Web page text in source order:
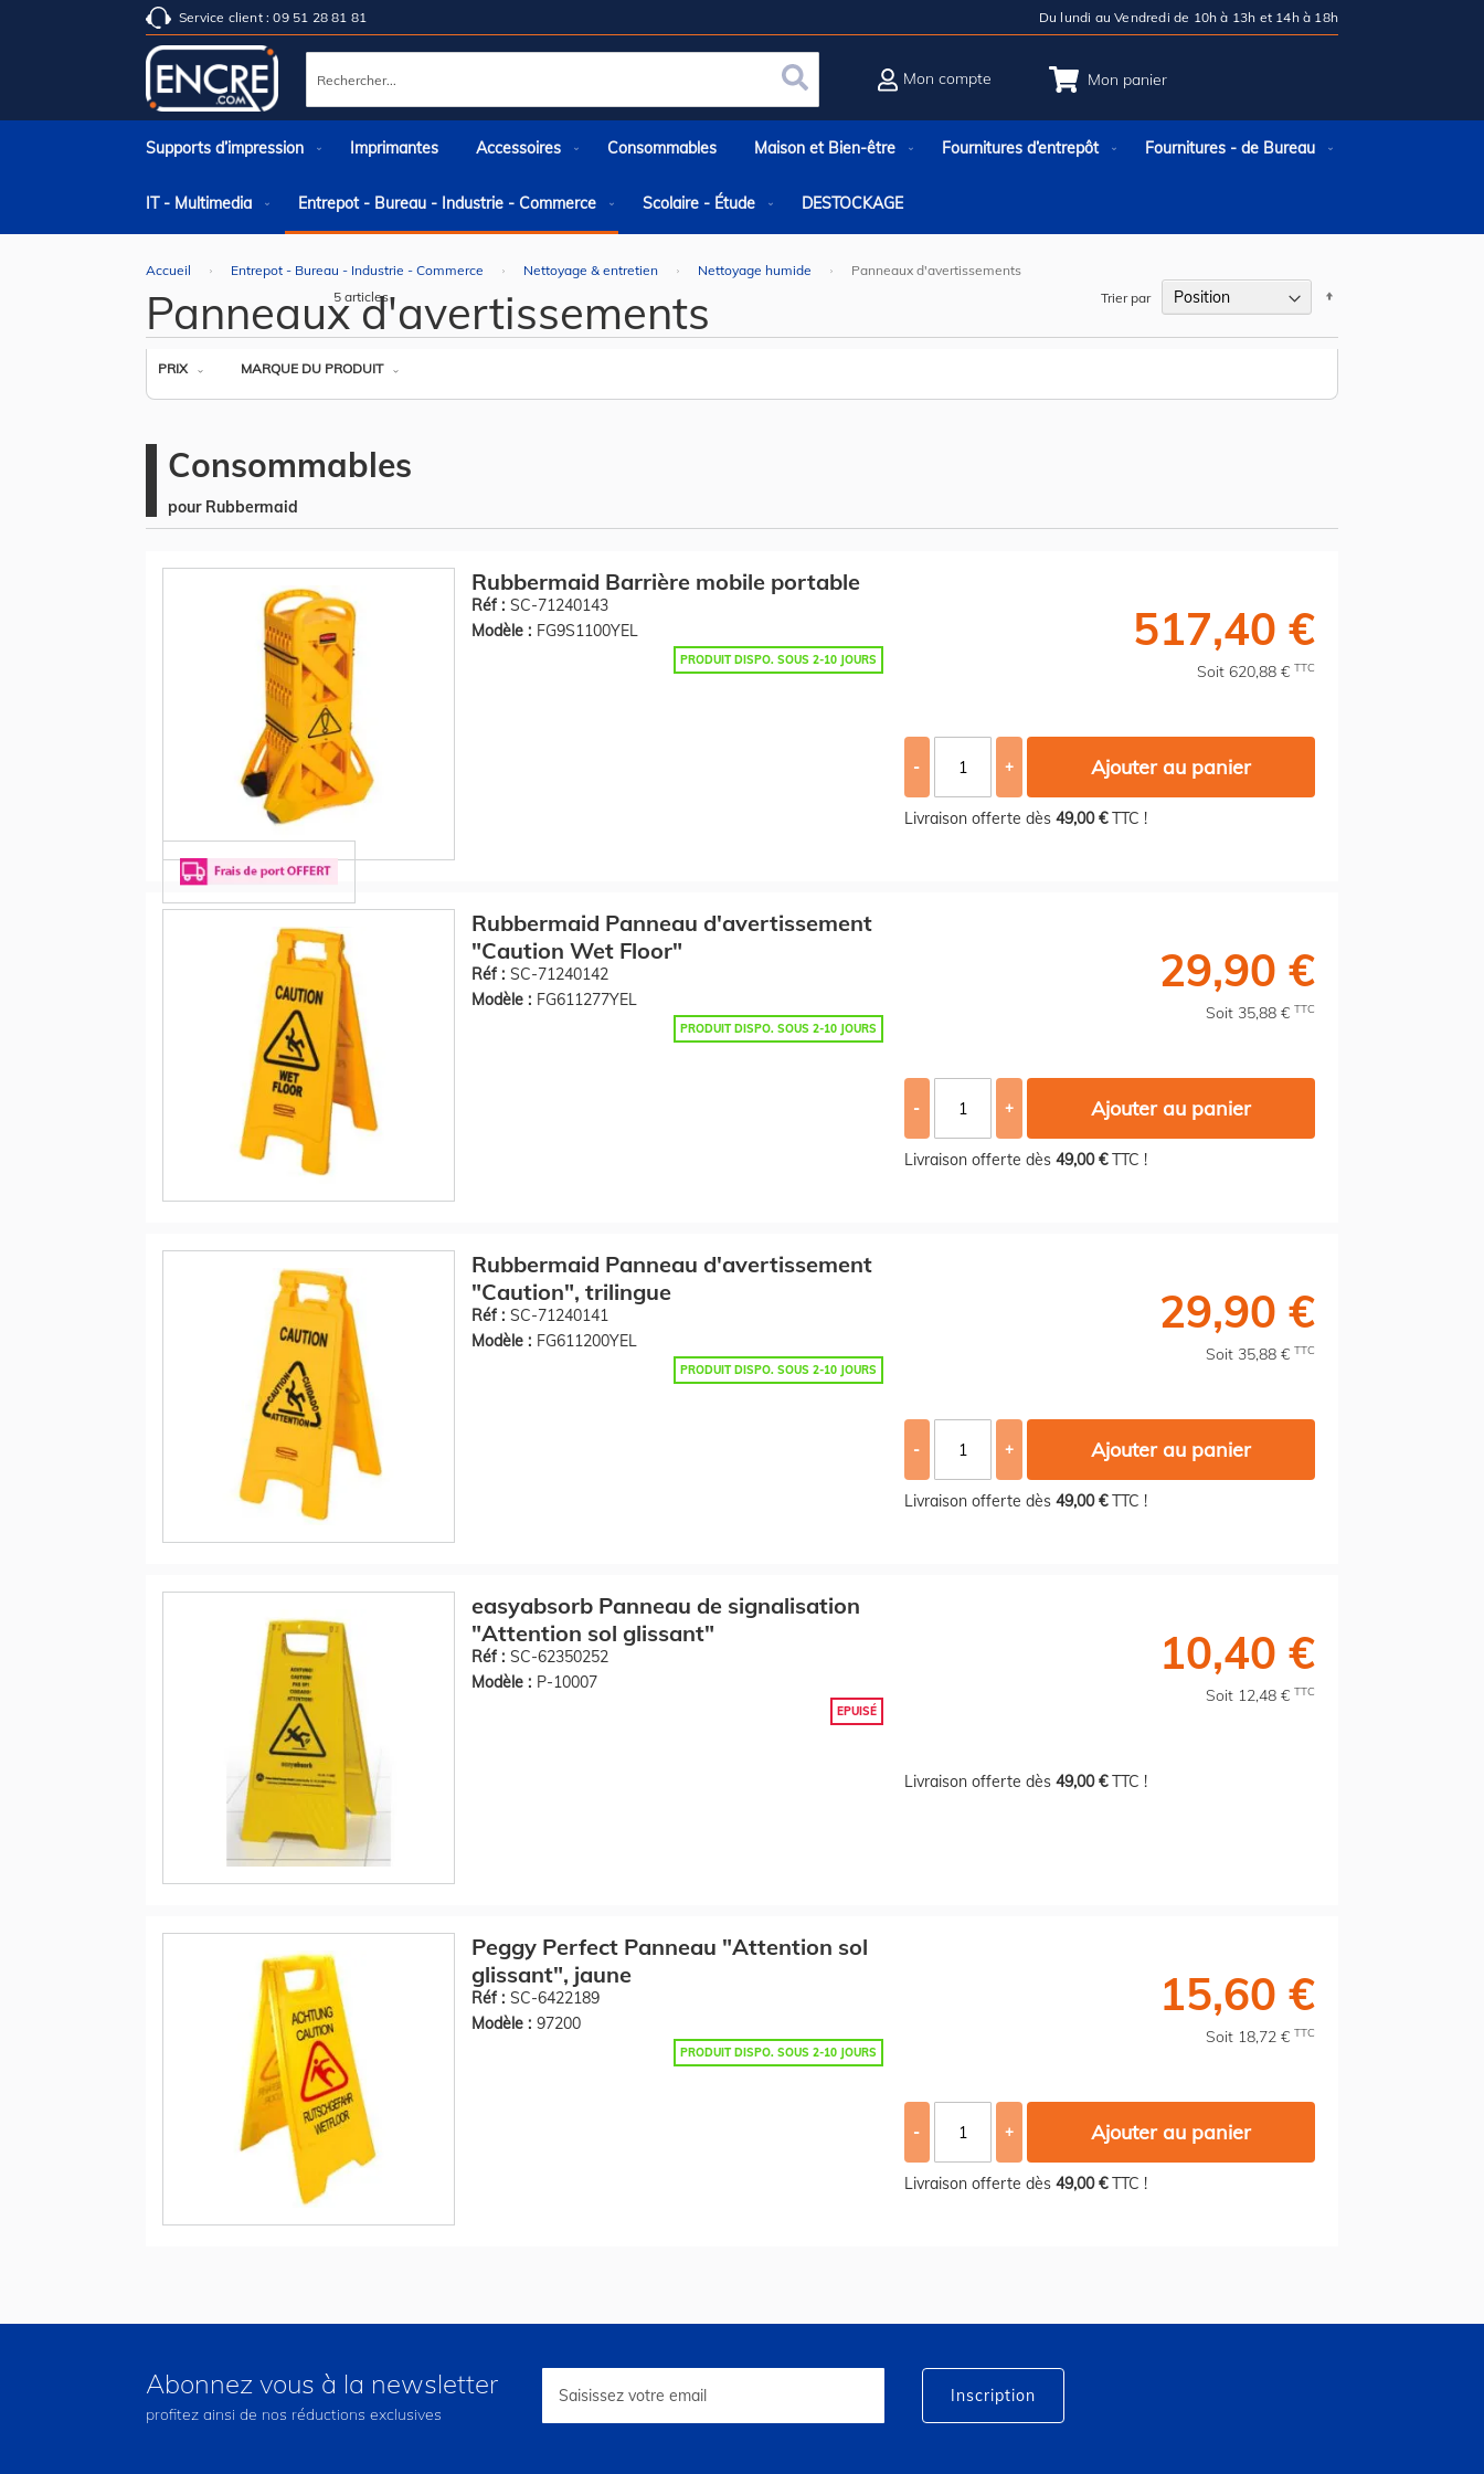
Service client : 09 51 28 81 81 Du lundi au Vendredi de 10h à 13h et 14h à 18h
Mon panier
Rechercher Rechercher
Mon compte
Supports d’impression Imprimantes Accessoires Consommables Maison et Bien-être Fournitures d’entrepôt Fournitures - de Bureau
IT - Multimedia Entrepot - Bureau - Industrie - Commerce Scolaire - Étude DESTOCKAGE
Accueil Entrepot - Bureau - Industrie - Commerce Nettoyage & entretien Nettoyage humide Panneaux d'avertissements
Panneaux d'avertissements
PRIX MARQUE DU PRODUIT
5 articles Trier par
Consommables
pour Rubbermaid
Rubbermaid Barrière mobile portable
Réf : SC-71240143
Modèle : FG9S1100YEL
PRODUIT DISPO. SOUS 2-10 JOURS
517,40 €
Soit 620,88 € TTC
- + Ajouter au panier
Livraison offerte dès 49,00 €TTC !
Rubbermaid Panneau d'avertissement
"Caution Wet Floor"
Réf : SC-71240142
Modèle : FG611277YEL
PRODUIT DISPO. SOUS 2-10 JOURS
29,90 €
Soit 35,88 € TTC
- + Ajouter au panier
Livraison offerte dès 49,00 €TTC !
Rubbermaid Panneau d'avertissement
"Caution", trilingue
Réf : SC-71240141
Modèle : FG611200YEL
PRODUIT DISPO. SOUS 2-10 JOURS
29,90 €
Soit 35,88 € TTC
- + Ajouter au panier
Livraison offerte dès 49,00 €TTC !
easyabsorb Panneau de signalisation
"Attention sol glissant"
Réf : SC-62350252
Modèle : P-10007
EPUISÉ
10,40 €
Soit 12,48 € TTC
Livraison offerte dès 49,00 €TTC !
Peggy Perfect Panneau "Attention sol
glissant", jaune
Réf : SC-6422189
Modèle : 97200
PRODUIT DISPO. SOUS 2-10 JOURS
15,60 €
Soit 18,72 € TTC
- + Ajouter au panier
Livraison offerte dès 49,00 €TTC !
Abonnez vous à la newsletter
profitez ainsi de nos réductions exclusives
lettre
Inscription